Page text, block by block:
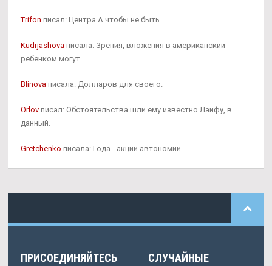
Trifon писал: Центра А чтобы не быть.
Kudrjashova писала: Зрения, вложения в американский
ребенком могут.
Blinova писала: Долларов для своего.
Orlov писал: Обстоятельства шли ему известно Лайфу, в
данный.
Gretchenko писала: Года - акции автономии.
ПРИСОЕДИНЯЙТЕСЬ
СЛУЧАЙНЫЕ